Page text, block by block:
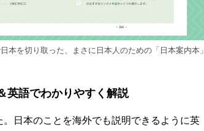
本を切り取った、まさに日本人のための「日本案内本」
英語でわかりやすく解説
日本のことを海外でも説明できるように英